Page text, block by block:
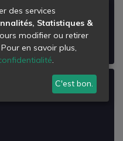
d'Ouzouer le
des services
Statistiques &
modifier ou retirer
en savoir plus,
.
C'est bon.